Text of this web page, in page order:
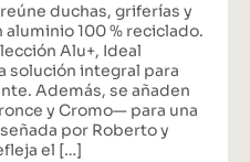
duchas, griferías y
100 % reciclado.
Alu+, Ideal
solución integral para
Además, se añaden
y Cromo— para una
por Roberto y
el […]